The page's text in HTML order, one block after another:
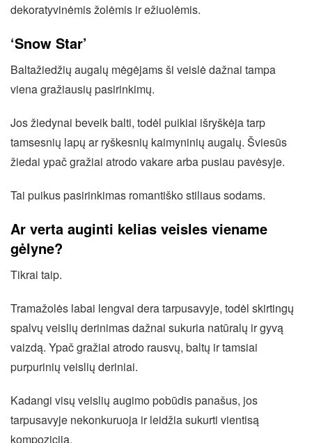
dekoratyvinėmis žolėmis ir ežiuolėmis.
‘Snow Star’
Baltažiedžių augalų mėgėjams ši veislė dažnai tampa
viena gražiausių pasirinkimų.
Jos žiedynai beveik balti, todėl puikiai išryškėja tarp
tamsesnių lapų ar ryškesnių kaimyninių augalų. Šviesūs
žiedai ypač gražiai atrodo vakare arba pusiau pavėsyje.
Tai puikus pasirinkimas romantiško stiliaus sodams.
Ar verta auginti kelias veisles viename
gėlyne?
Tikrai taip.
Tramažolės labai lengvai dera tarpusavyje, todėl skirtingų
spalvų veislių derinimas dažnai sukuria natūralų ir gyvą
vaizdą. Ypač gražiai atrodo rausvų, baltų ir tamsiai
purpurinių veislių deriniai.
Kadangi visų veislių augimo pobūdis panašus, jos
tarpusavyje nekonkuruoja ir leidžia sukurti vientisą
kompoziciją.